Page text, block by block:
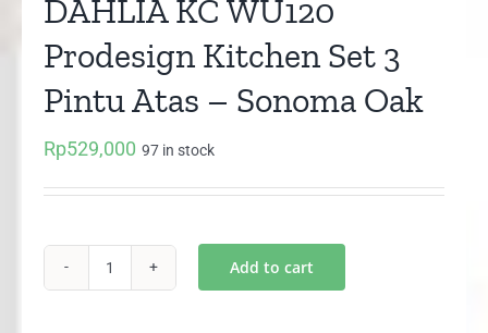
DAHLIA KC WU120
Prodesign Kitchen Set 3
Pintu Atas – Sonoma Oak
Rp529,000 97 in stock
Add to cart